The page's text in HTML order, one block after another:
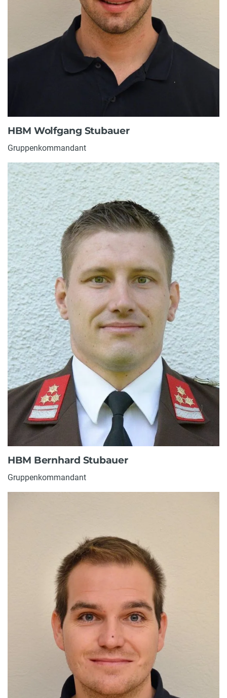
HBM Wolfgang Stubauer
Gruppenkommandant
HBM Bernhard Stubauer
Gruppenkommandant